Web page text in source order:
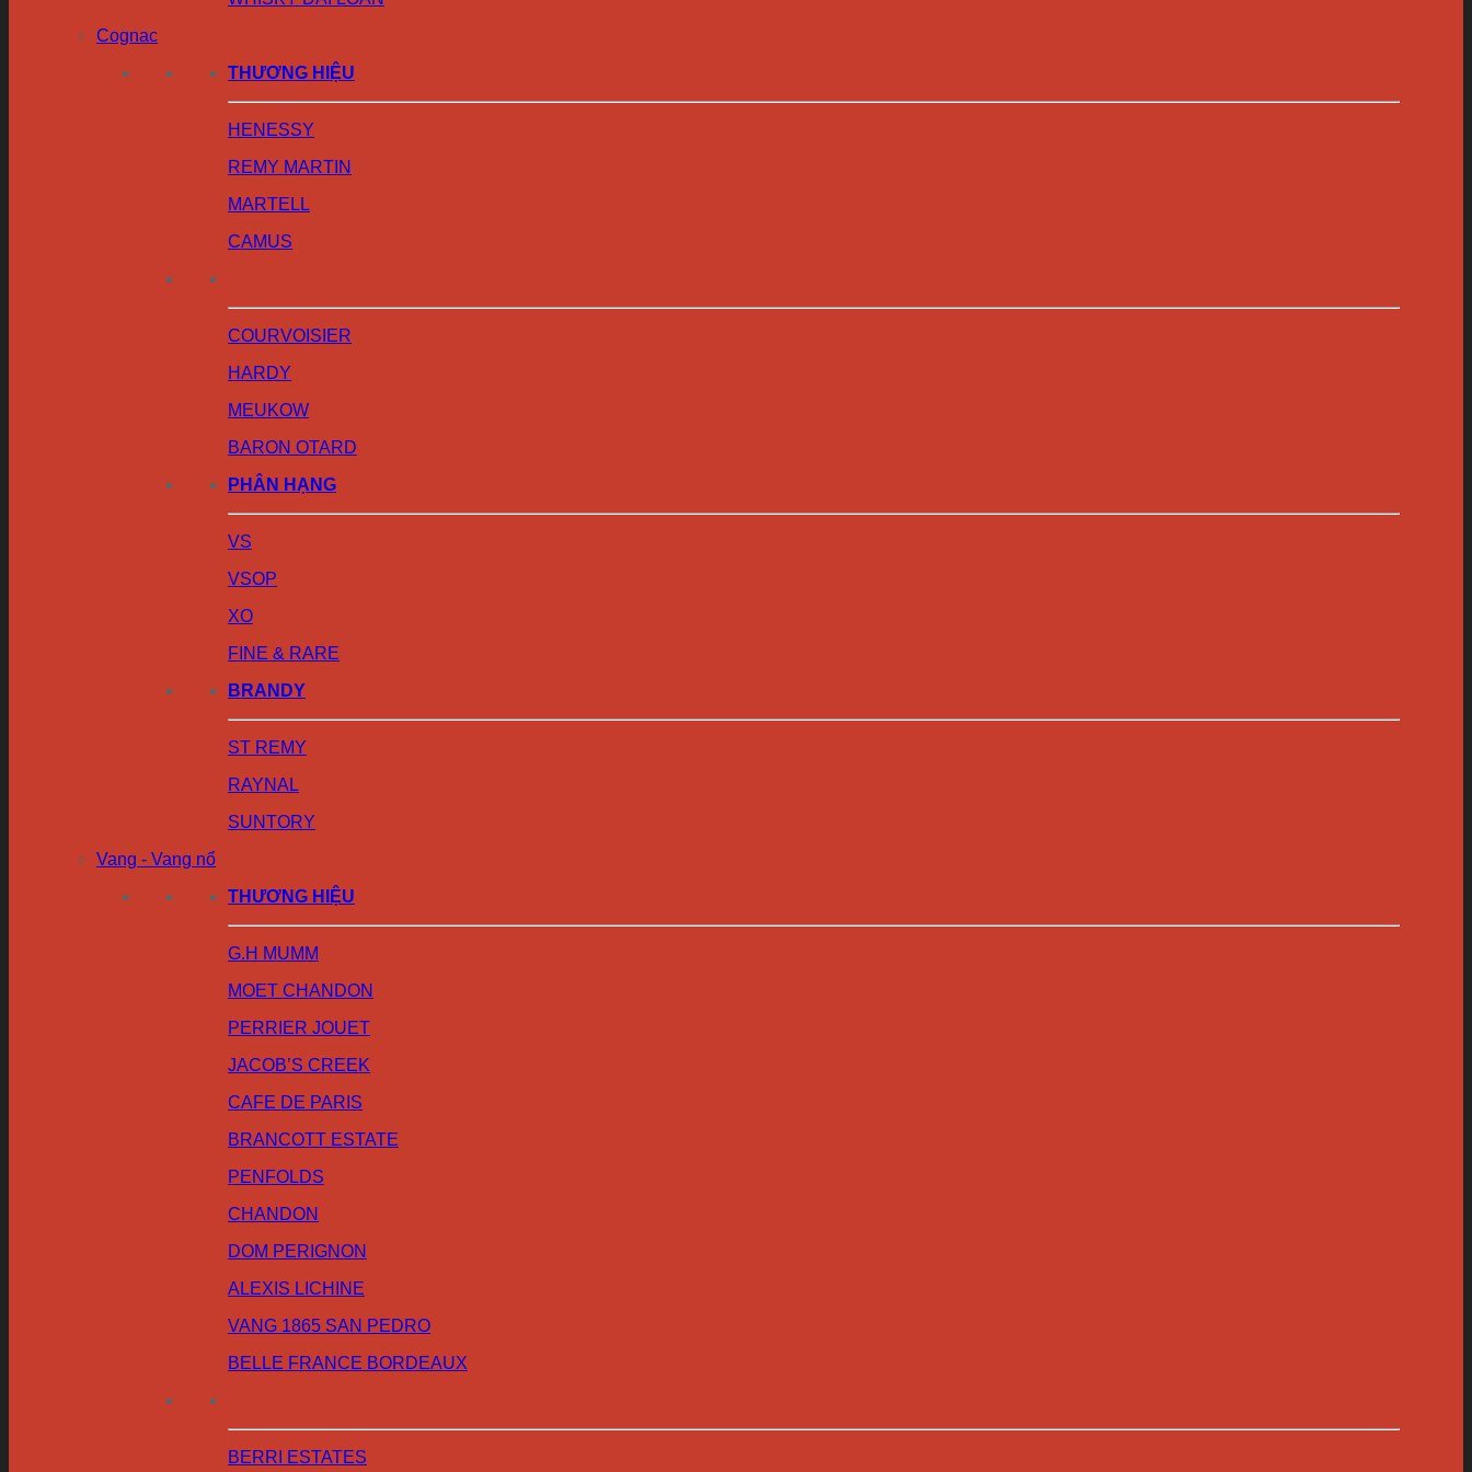
Cognac
THƯƠNG HIỆU
HENESSY
REMY MARTIN
MARTELL
CAMUS
COURVOISIER
HARDY
MEUKOW
BARON OTARD
PHÂN HẠNG
VS
VSOP
XO
FINE & RARE
BRANDY
ST REMY
RAYNAL
SUNTORY
Vang - Vang nổ
THƯƠNG HIỆU
G.H MUMM
MOET CHANDON
PERRIER JOUET
JACOB’S CREEK
CAFE DE PARIS
BRANCOTT ESTATE
PENFOLDS
CHANDON
DOM PERIGNON
ALEXIS LICHINE
VANG 1865 SAN PEDRO
BELLE FRANCE BORDEAUX
BERRI ESTATES